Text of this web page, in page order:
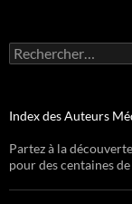
Rechercher :
Index des Auteurs
Partez à la
pour des centaines